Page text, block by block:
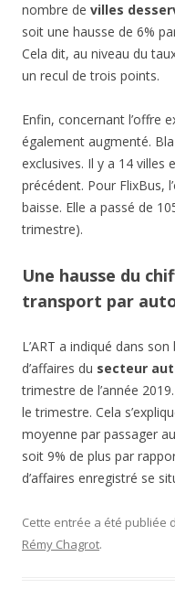
nombre de villes
soit une hausse de 6%
Cela dit, au niveau du
un recul de trois points.
Enfin, concernant l’offre
également augmenté.
exclusives. Il y a 14
précédent. Pour FlixBus,
baisse. Elle a passé de
trimestre).
Une hausse du
transport par
L’ART a indiqué dans
d’affaires du secteur
trimestre de l’année
le trimestre. Cela
moyenne par passager
soit 9% de plus par
d’affaires enregistré se
Cette entrée a été publiée
Rémy Chagrot.